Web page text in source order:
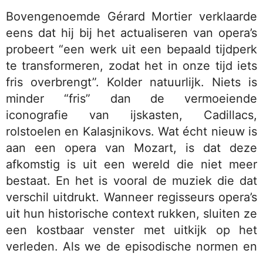
Bovengenoemde Gérard Mortier verklaarde
eens dat hij bij het actualiseren van opera’s
probeert “een werk uit een bepaald tijdperk
te transformeren, zodat het in onze tijd iets
fris overbrengt”. Kolder natuurlijk. Niets is
minder “fris” dan de vermoeiende
iconografie van ijskasten, Cadillacs,
rolstoelen en Kalasjnikovs. Wat écht nieuw is
aan een opera van Mozart, is dat deze
afkomstig is uit een wereld die niet meer
bestaat. En het is vooral de muziek die dat
verschil uitdrukt. Wanneer regisseurs opera’s
uit hun historische context rukken, sluiten ze
een kostbaar venster met uitkijk op het
verleden. Als we de episodische normen en